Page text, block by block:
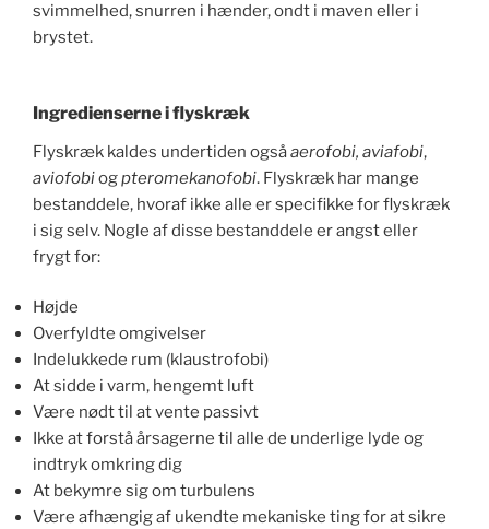
svimmelhed, snurren i hænder, ondt i maven eller i
brystet.
Ingredienserne i flyskræk
Flyskræk kaldes undertiden ogsåaerofobi, aviafobi,
aviofobiogpteromekanofobi. Flyskræk har mange
bestanddele, hvoraf ikke alle er specifikke for flyskræk
i sig selv. Nogle af disse bestanddele er angst eller
frygt for:
Højde
Overfyldte omgivelser
Indelukkede rum (klaustrofobi)
At sidde i varm, hengemt luft
Være nødt til at vente passivt
Ikke at forstå årsagerne til alle de underlige lyde og
indtryk omkring dig
At bekymre sig om turbulens
Være afhængig af ukendte mekaniske ting for at sikre